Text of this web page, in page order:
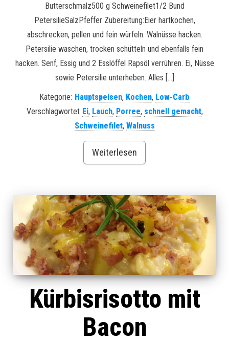
Butterschmalz500 g Schweinefilet1/2 Bund
PetersilieSalzPfeffer Zubereitung:Eier hartkochen,
abschrecken, pellen und fein würfeln. Walnüsse hacken.
Petersilie waschen, trocken schütteln und ebenfalls fein
hacken. Senf, Essig und 2 Esslöffel Rapsöl verrühren. Ei, Nüsse
sowie Petersilie unterheben. Alles […]
Kategorie: Hauptspeisen, Kochen, Low-Carb
Verschlagwortet Ei, Lauch, Porree, schnell gemacht,
Schweinefilet, Walnuss
Weiterlesen
Kürbisrisotto mit
Bacon